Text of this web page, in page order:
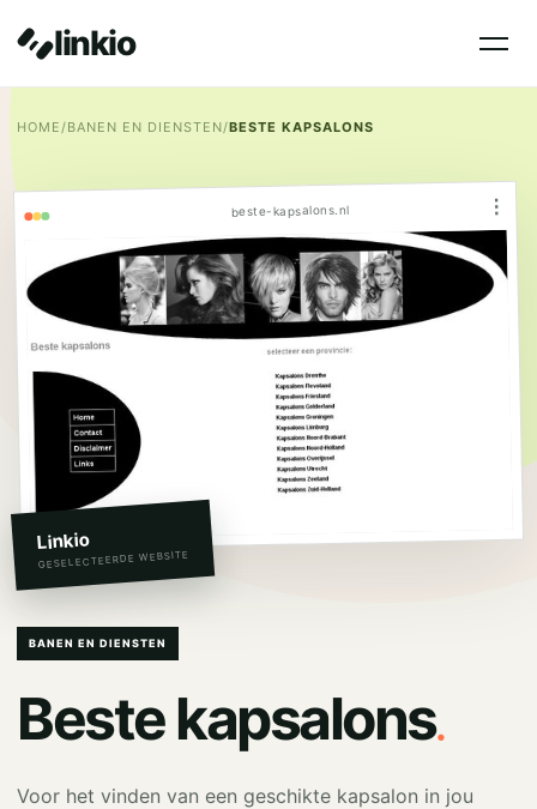
linkio
HOME/BANEN EN DIENSTEN/BESTE KAPSALONS
beste-kapsalons.nl ⋮
Linkio
GESELECTEERDE WEBSITE
BANEN EN DIENSTEN
Beste kapsalons.
Voor het vinden van een geschikte kapsalon in jou